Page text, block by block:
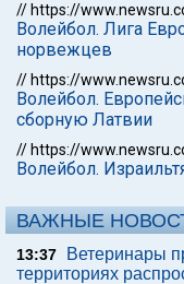
// https://
Волейбол. Лига
норвежцев
// https://
Волейбол.
сборную Латвии
// https://
Волейбол.
ВАЖНЫЕ
13:37
Ветеринары
территориях